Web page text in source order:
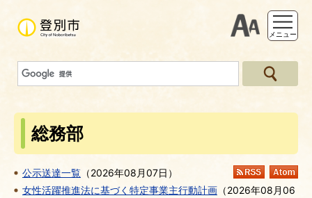
支援ツー
メニュー
総務部
RSS
公示送達一覧 （2026年08月07日 ）
女性活躍推進法に基づく特定事業主行動計画 （2026年08月06